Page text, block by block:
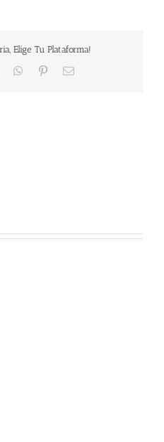
Elige Tu Plataforma!
WhatsApp
PinterestCorreo